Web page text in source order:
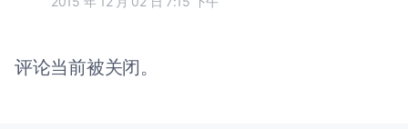
评论当前被关闭。